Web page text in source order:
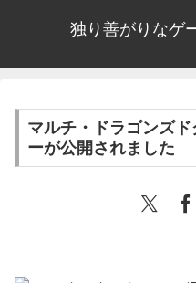
独り善がりなゲ
マルチ・ドラゴンズ
ーが公開されました